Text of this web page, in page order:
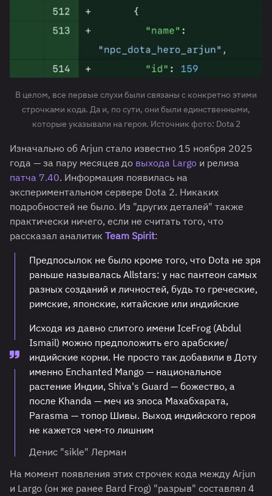
В целом, все первые слухи были связаны с конкретно этими
строчками кода. Да и, по сути, они были единственными,
которые указывали на героя. Источник фото: Dota 2
Изначально об Arjun стало известно 15 ноября 2025
года — за пару месяцев до выхода Largo и релиза
патча 7.40. Информация появилась на
экспериментальном сервере Dota 2. Никаких
подробностей не было. Из "других деталей" также
практически ничего, если не считать того, что
рассказал аналитик Team Spirit:
Предпосылок не было кроме того, что Dota не зря
раньше называлась Allstars: у нас пантеон самых
разных созданий и личностей, будь то греческие,
римские, японские, китайские или индийские
Исходя из давно слитого имени IceFrog (Abdul
Ismail) можно предположить его арабские/
индийские корни. Не просто так добавили в Доту
именно Enchanted Mango — национальное
растение Индии, Shiva's Guard — божество, а
после Khanda — меч из эпоса Махабхарата,
Parasma — топор Шивы. Выход индийского героя
не кажется чем-то лишним
Денис "sikle" Лерман
На момент появления этих строчек кода между Arjun
и Largo (он же ранее Bard Frog) "разрыв" составлял 4